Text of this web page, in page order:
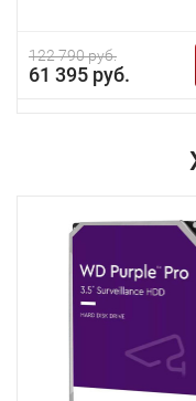
122 790 руб.
61 395 руб.